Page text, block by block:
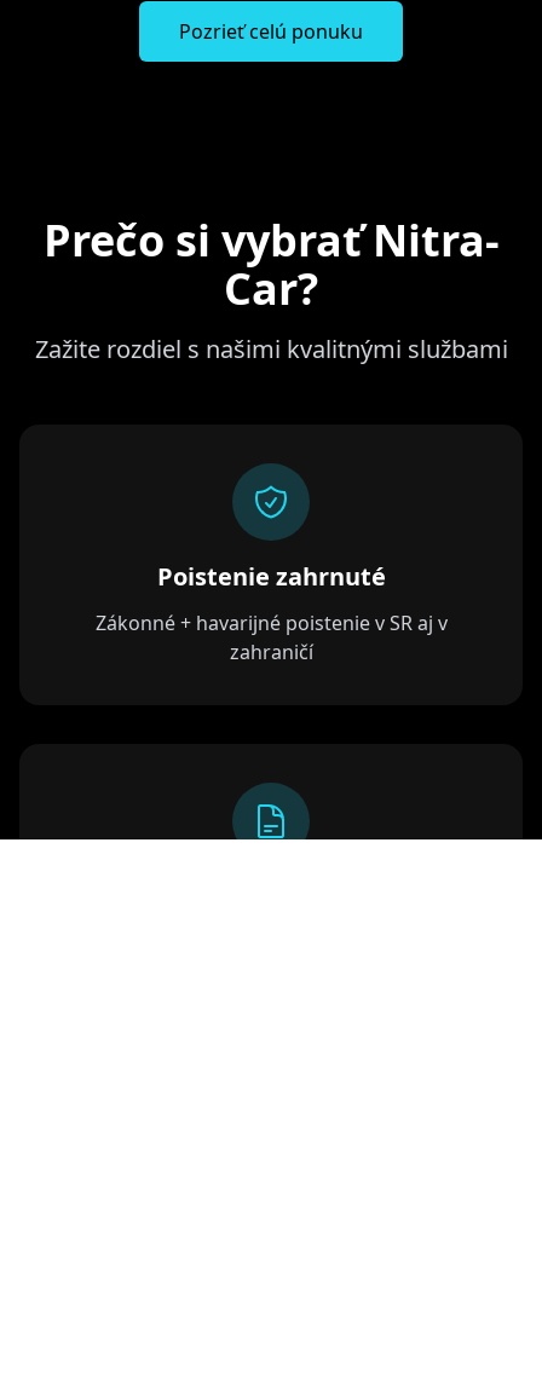
Pozrieť celú ponuku
Prečo si vybrať Nitra-
Car?
Zažite rozdiel s našimi kvalitnými službami
Poistenie zahrnuté
Zákonné + havarijné poistenie v SR aj v
zahraničí